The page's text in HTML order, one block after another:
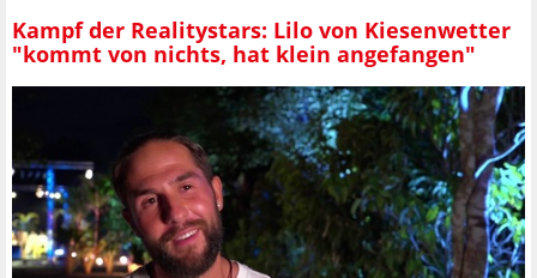
Kampf der Realitystars: Lilo von Kiesenwetter
"kommt von nichts, hat klein angefangen"